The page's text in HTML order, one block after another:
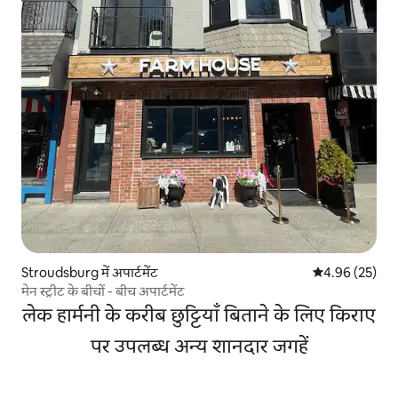
Stroudsburg में अपार्टमेंट औसत रेटिंग 5 में
4.96 (25)
मेन स्ट्रीट के बीचों - बीच अपार्टमेंट
लेक हार्मनी के करीब छुट्टियाँ बिताने के लिए किराए
पर उपलब्ध अन्य शानदार जगहें